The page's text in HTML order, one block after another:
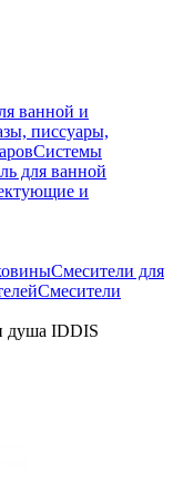
ванной и
писсуары,
Системы
для ванной
и
Смесители для
Смесители
душа IDDIS